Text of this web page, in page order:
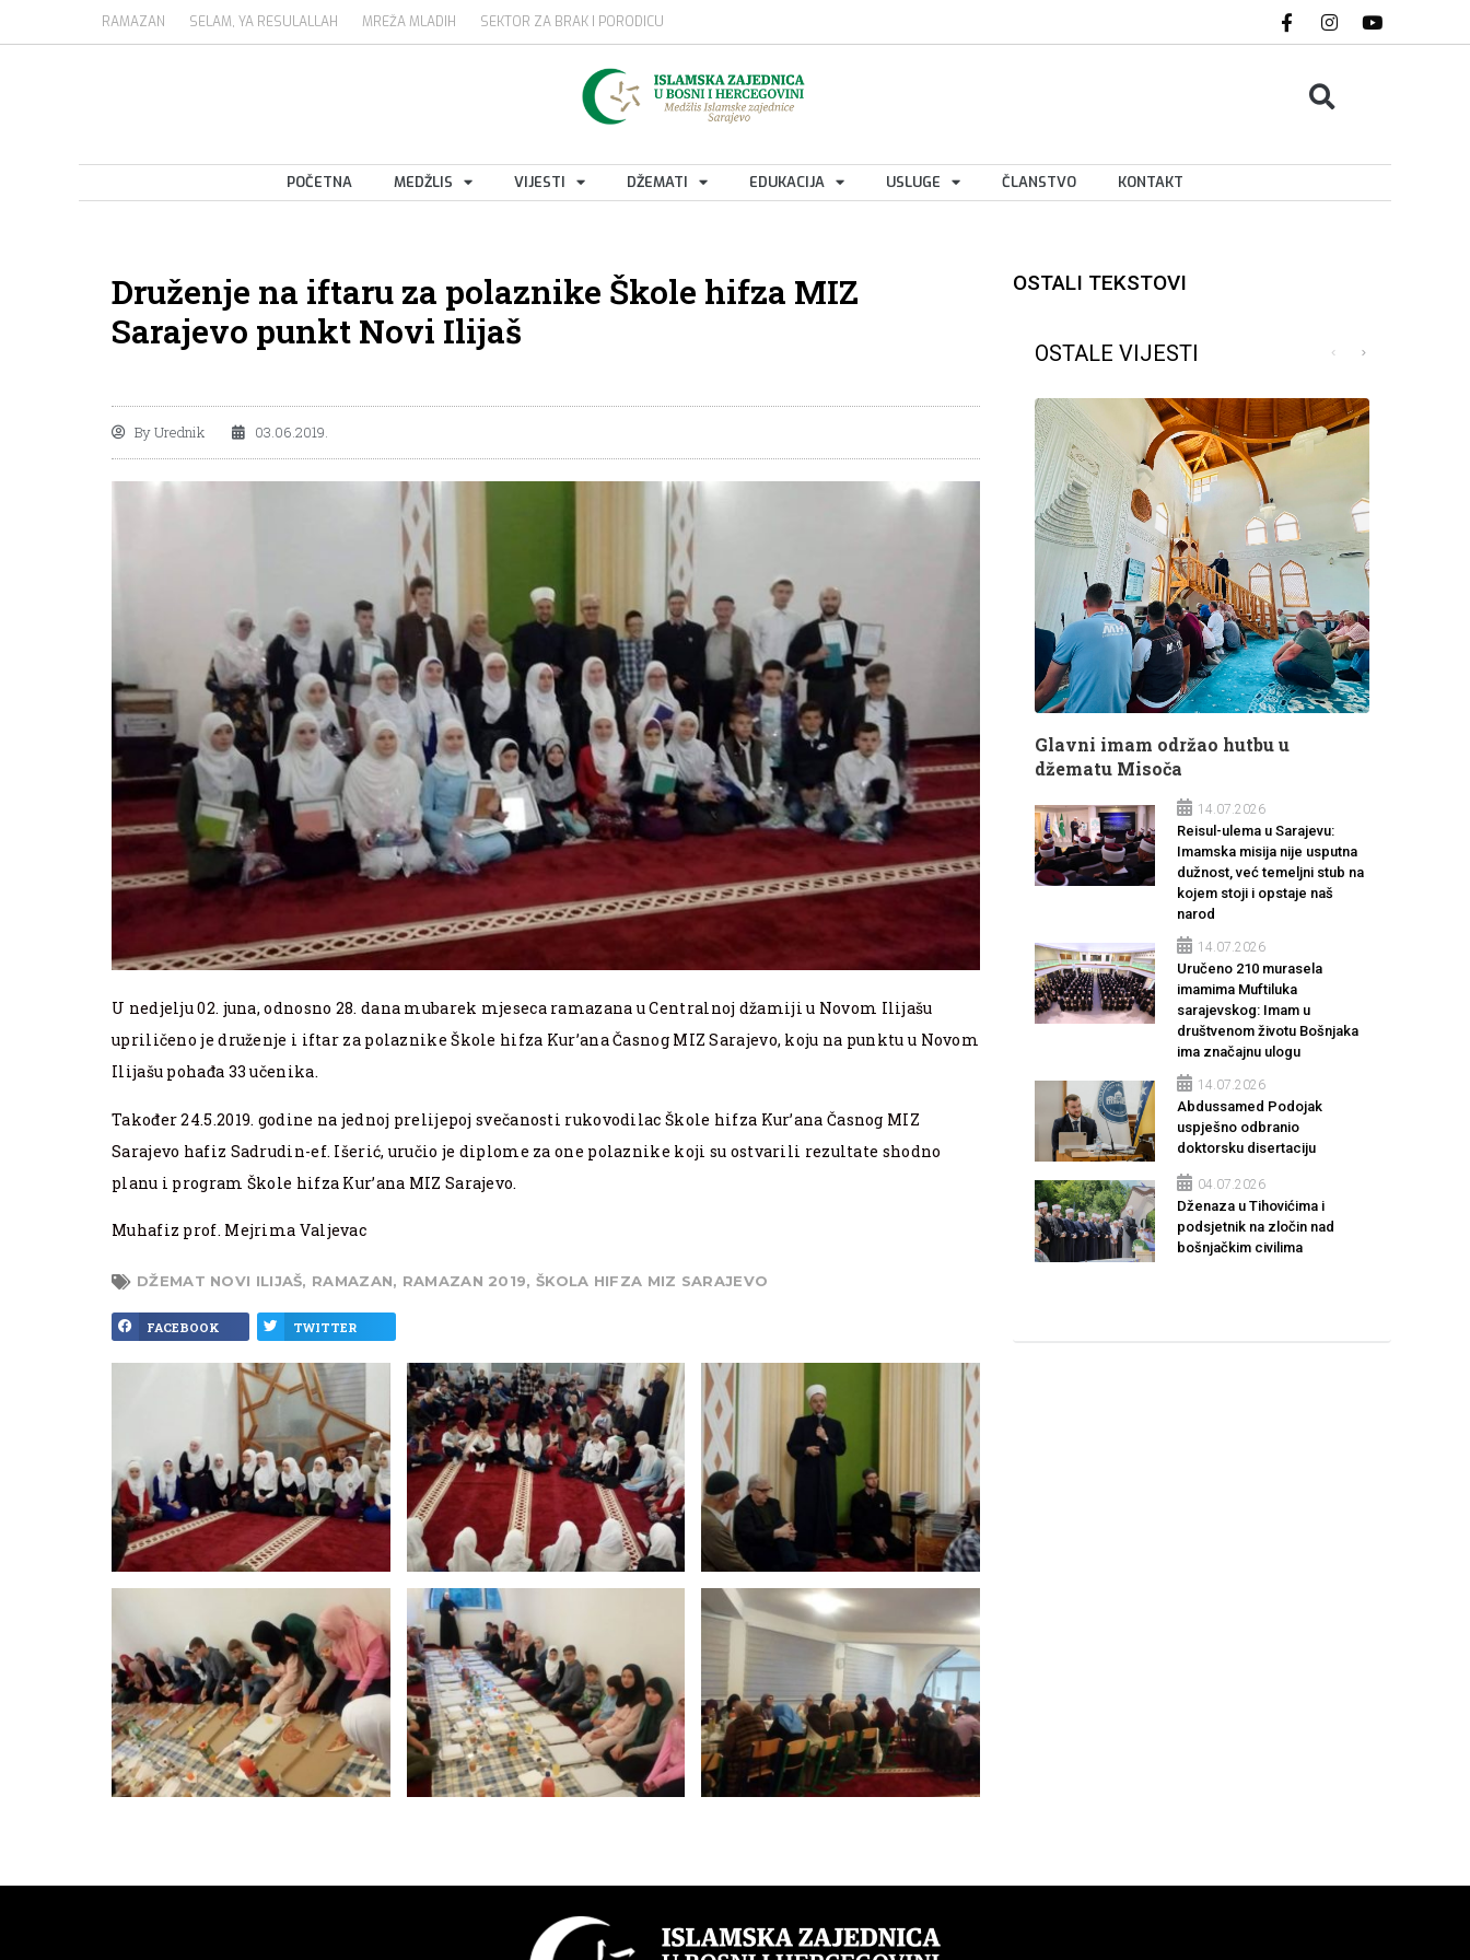
RAMAZAN SELAM, YA RESULALLAH MREŽA MLADIH SEKTOR ZA BRAK I PORODICU
POČETNA MEDŽLIS VIJESTI DŽEMATI EDUKACIJA USLUGE ČLANSTVO KONTAKT
Druženje na iftaru za polaznike Škole hifza MIZ
Sarajevo punkt Novi Ilijaš
ByUrednik 03.06.2019.
U nedjelju 02. juna, odnosno 28. dana mubarek mjeseca ramazana u Centralnoj džamiji u Novom Ilijašu
upriličeno je druženje i iftar za polaznike Škole hifza Kur’ana Časnog MIZ Sarajevo, koju na punktu u Novom
Ilijašu pohađa 33 učenika.
Također 24.5.2019. godine na jednoj prelijepoj svečanosti rukovodilac Škole hifza Kur’ana Časnog MIZ
Sarajevo hafiz Sadrudin-ef. Išerić, uručio je diplome za one polaznike koji su ostvarili rezultate shodno
planu i program Škole hifza Kur’ana MIZ Sarajevo.
Muhafiz prof. Mejrima Valjevac
DŽEMAT NOVI ILIJAŠ, RAMAZAN, RAMAZAN 2019, ŠKOLA HIFZA MIZ SARAJEVO
FACEBOOK TWITTER
OSTALI TEKSTOVI
OSTALE VIJESTI
Glavni imam održao hutbu u
džematu Misoča
14.07.2026
Reisul-ulema u Sarajevu:
Imamska misija nije usputna
dužnost, već temeljni stub na
kojem stoji i opstaje naš
narod
14.07.2026
Uručeno 210 murasela
imamima Muftiluka
sarajevskog: Imam u
društvenom životu Bošnjaka
ima značajnu ulogu
14.07.2026
Abdussamed Podojak
uspješno odbranio
doktorsku disertaciju
04.07.2026
Dženaza u Tihovićima i
podsjetnik na zločin nad
bošnjačkim civilima